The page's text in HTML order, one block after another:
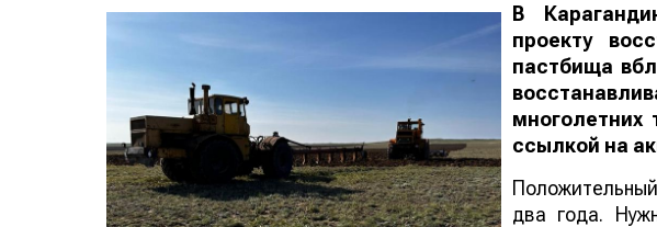
В
проекту
пастбища
многолетних
ссылкой на
два года.